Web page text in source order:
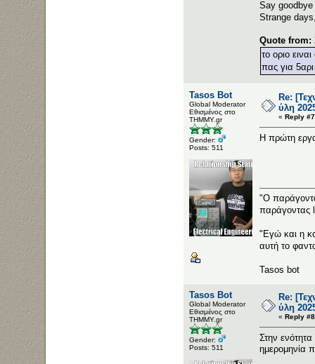
Say
Strange
Quote from:
το οριο
πας για 5αρι
Tasos Bot
Global Moderator
Εθισμένος στο
ΤΗΜΜΥ.gr
Gender:
Posts: 511
Re:
ύλη
« Reply
Η πρώτη
"Ο
παράγοντας
"Εγώ και η
αυτή το
Tasos bot
Tasos Bot
Global Moderator
Εθισμένος στο
ΤΗΜΜΥ.gr
Gender:
Posts: 511
Re:
ύλη
« Reply
Στην
ημερομηνία